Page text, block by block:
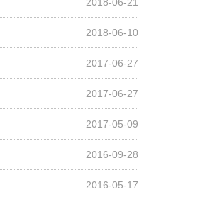
2018-06-10
2017-06-27
2017-06-27
2017-05-09
2016-09-28
2016-05-17